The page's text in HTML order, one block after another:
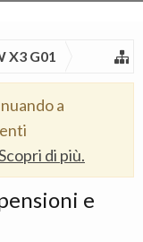
X3 G01
a
di più.
e